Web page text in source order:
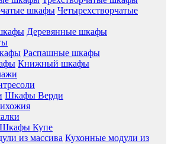
Четырехстворчатые
Деревянные шкафы
Распашные шкафы
Книжный шкафы
Шкафы Верди
Шкафы Купе
Кухонные модули из